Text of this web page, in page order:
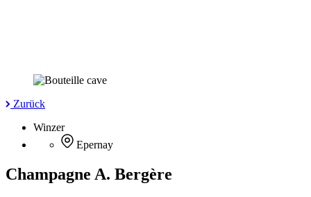
Zurück
Winzer
Epernay
Champagne A. Bergère